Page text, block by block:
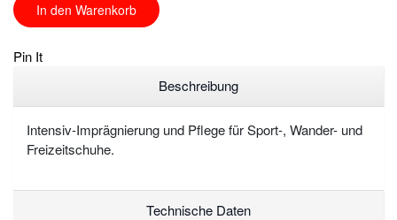
In den Warenkorb
Pin It
Beschreibung
Intensiv-Imprägnierung und Pflege für Sport-, Wander- und
Freizeitschuhe.
Technische Daten